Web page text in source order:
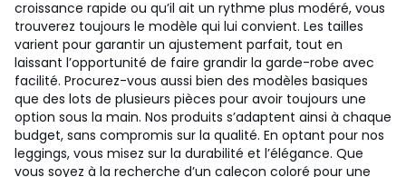
croissance rapide ou qu’il ait un rythme plus modéré, vous
trouverez toujours le modèle qui lui convient. Les tailles
varient pour garantir un ajustement parfait, tout en
laissant l’opportunité de faire grandir la garde-robe avec
facilité. Procurez-vous aussi bien des modèles basiques
que des lots de plusieurs pièces pour avoir toujours une
option sous la main. Nos produits s’adaptent ainsi à chaque
budget, sans compromis sur la qualité. En optant pour nos
leggings, vous misez sur la durabilité et l’élégance. Que
vous soyez à la recherche d’un caleçon coloré pour une